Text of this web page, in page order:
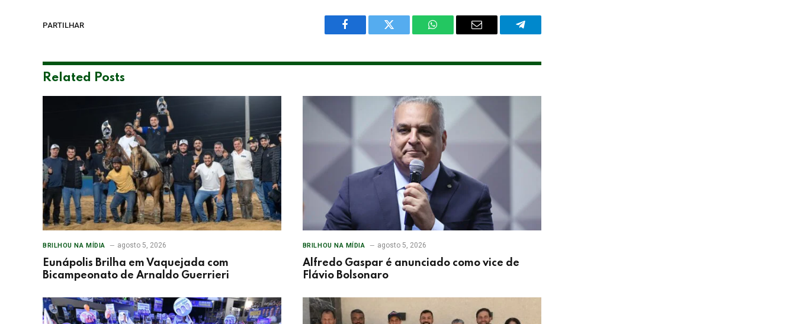
PARTILHAR
Facebook Twitter WhatsAppEmail Telegram
Related Posts
BRILHOU NA MÍDIA agosto 5, 2026
Eunápolis Brilha em Vaquejada com
Bicampeonato de Arnaldo Guerrieri
BRILHOU NA MÍDIA agosto 5, 2026
Alfredo Gaspar é anunciado como vice de
Flávio Bolsonaro